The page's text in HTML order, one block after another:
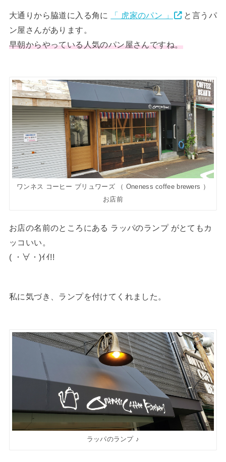
大通りから脇道に入る角に 「 虎家のパン 」
と言うパ
ン屋さんがあります。
早朝からやっている人気のパン屋さんですね。
ワンネス コーヒー ブリュワーズ （ Oneness coffee brewers ）
お店前
お店の名前のところにある ラッパのランプ がとてもカ
ッコいい。
( ・∀・)ｲｲ!!
私に気づき、ランプを付けてくれました。
ラッパのランプ ♪